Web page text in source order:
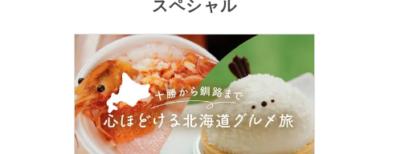
スペシャル